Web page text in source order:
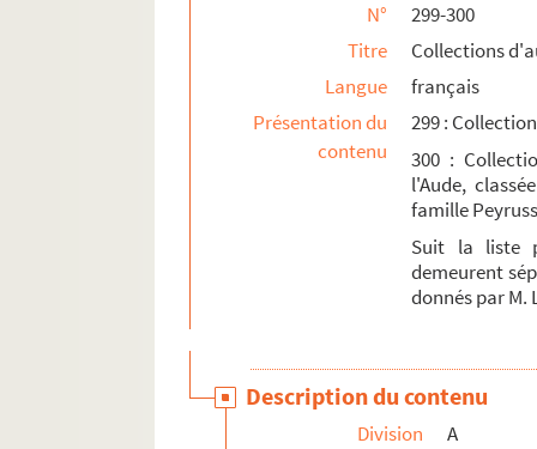
L. [Titre absent ou non renseigné]
M. [Titre absent ou non renseigné]
N. [Titre absent ou non renseigné]
P. [Titre absent ou non renseigné]
R. [Titre absent ou non renseigné]
T. [Titre absent ou non renseigné]
V. [Titre absent ou non renseigné]
W. [Titre absent ou non renseigné]
N°
299-300
Titre
Collections
Langue
français
Présentation du
contenu
299 :
300 :
l'Aude,
famille
Suit la liste
demeurent
donnés par
Description du contenu
Division A